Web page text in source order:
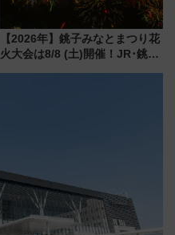
【2026年】銚子みなとまつり花
火大会は8/8 (土)開催！JR･銚子